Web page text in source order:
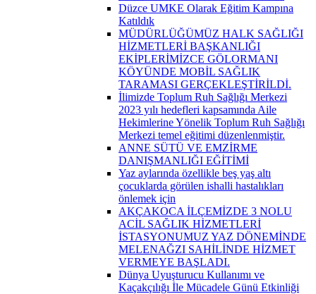
Düzce UMKE Olarak Eğitim Kampına
Katıldık
MÜDÜRLÜĞÜMÜZ HALK SAĞLIĞI
HİZMETLERİ BAŞKANLIĞI
EKİPLERİMİZCE GÖLORMANI
KÖYÜNDE MOBİL SAĞLIK
TARAMASI GERÇEKLEŞTİRİLDİ.
İlimizde Toplum Ruh Sağlığı Merkezi
2023 yılı hedefleri kapsamında Aile
Hekimlerine Yönelik Toplum Ruh Sağlığı
Merkezi temel eğitimi düzenlenmiştir.
ANNE SÜTÜ VE EMZİRME
DANIŞMANLIĞI EĞİTİMİ
Yaz aylarında özellikle beş yaş altı
çocuklarda görülen ishalli hastalıkları
önlemek için
AKÇAKOCA İLÇEMİZDE 3 NOLU
ACİL SAĞLIK HİZMETLERİ
İSTASYONUMUZ YAZ DÖNEMİNDE
MELENAĞZI SAHİLİNDE HİZMET
VERMEYE BAŞLADI.
Dünya Uyuşturucu Kullanımı ve
Kaçakçılığı İle Mücadele Günü Etkinliği